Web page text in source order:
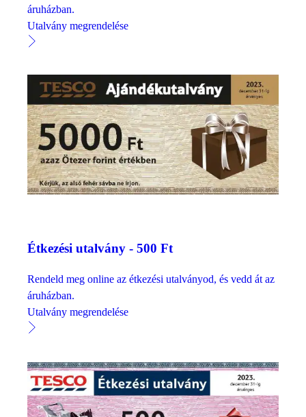
áruházban.
Utalvány megrendelése
Étkezési utalvány - 500 Ft
Rendeld meg online az étkezési utalványod, és vedd át az
áruházban.
Utalvány megrendelése